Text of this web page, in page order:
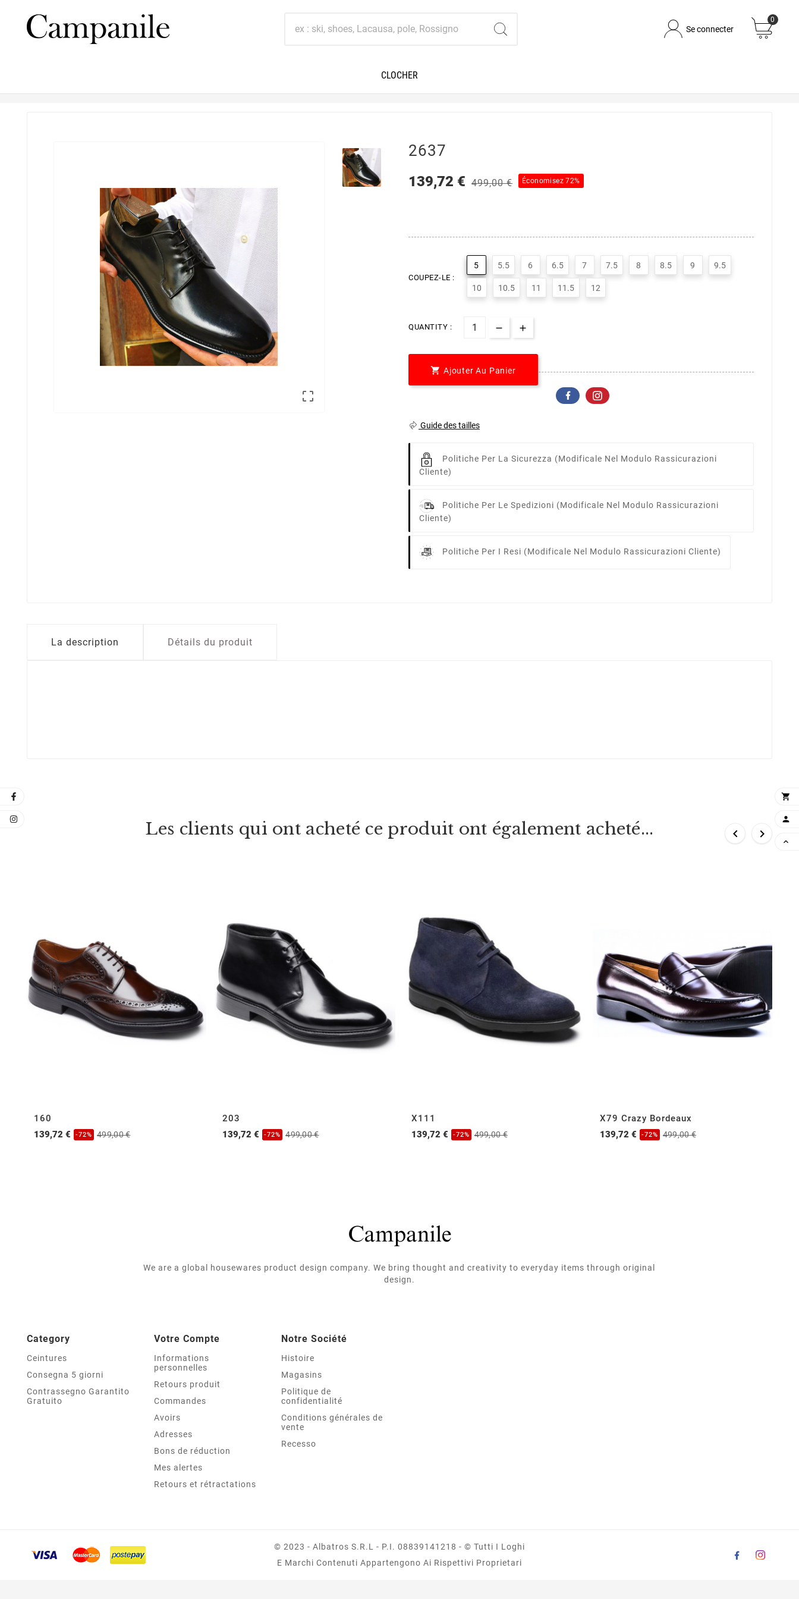
Se connecter
0
CLOCHER

2637
139,72 € 499,00 € Économisez 72%
COUPEZ-LE :
5 5.5 6 6.5 7 7.5 8 8.5 9 9.5
10 10.5 11 11.5 12
QUANTITY :
 Ajouter Au Panier
Guide des tailles
Politiche Per La Sicurezza (modificale Nel Modulo Rassicurazioni
Cliente)
Politiche Per Le Spedizioni (modificale Nel Modulo Rassicurazioni
Cliente)
Politiche Per I Resi (modificale Nel Modulo Rassicurazioni Cliente)
La description Détails du produit
Les clients qui ont acheté ce produit ont également acheté...  
160
139,72 €
-72% 499,00 €
203
139,72 €
-72% 499,00 €
X111
139,72 €
-72% 499,00 €
X79 Crazy Bordeaux
139,72 €
-72% 499,00 €
We are a global housewares product design company. We bring thought and creativity to everyday items through original
design.
Category
Ceintures
Consegna 5 giorni
Contrassegno Garantito
Gratuito
Votre Compte
Informations
personnelles
Retours produit
Commandes
Avoirs
Adresses
Bons de réduction
Mes alertes
Retours et rétractations
Notre Société
Histoire
Magasins
Politique de
confidentialité
Conditions générales de
vente
Recesso



© 2023 - Albatros S.r.l - P.I. 08839141218 - © Tutti I Loghi
E Marchi Contenuti Appartengono Ai Rispettivi Proprietari